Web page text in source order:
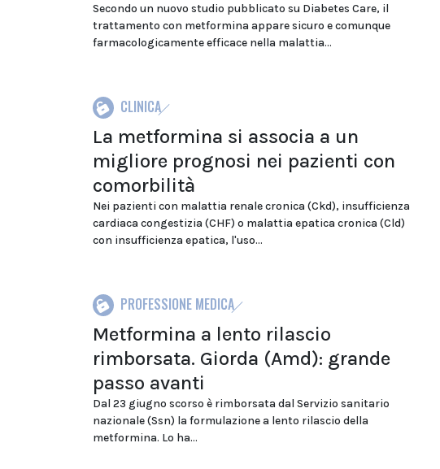
Secondo un nuovo studio pubblicato su Diabetes Care, il
trattamento con metformina appare sicuro e comunque
farmacologicamente efficace nella malattia...
CLINICA
La metformina si associa a un
migliore prognosi nei pazienti con
comorbilità
Nei pazienti con malattia renale cronica (Ckd), insufficienza
cardiaca congestizia (CHF) o malattia epatica cronica (Cld)
con insufficienza epatica, l'uso...
PROFESSIONE MEDICA
Metformina a lento rilascio
rimborsata. Giorda (Amd): grande
passo avanti
Dal 23 giugno scorso è rimborsata dal Servizio sanitario
nazionale (Ssn) la formulazione a lento rilascio della
metformina. Lo ha...